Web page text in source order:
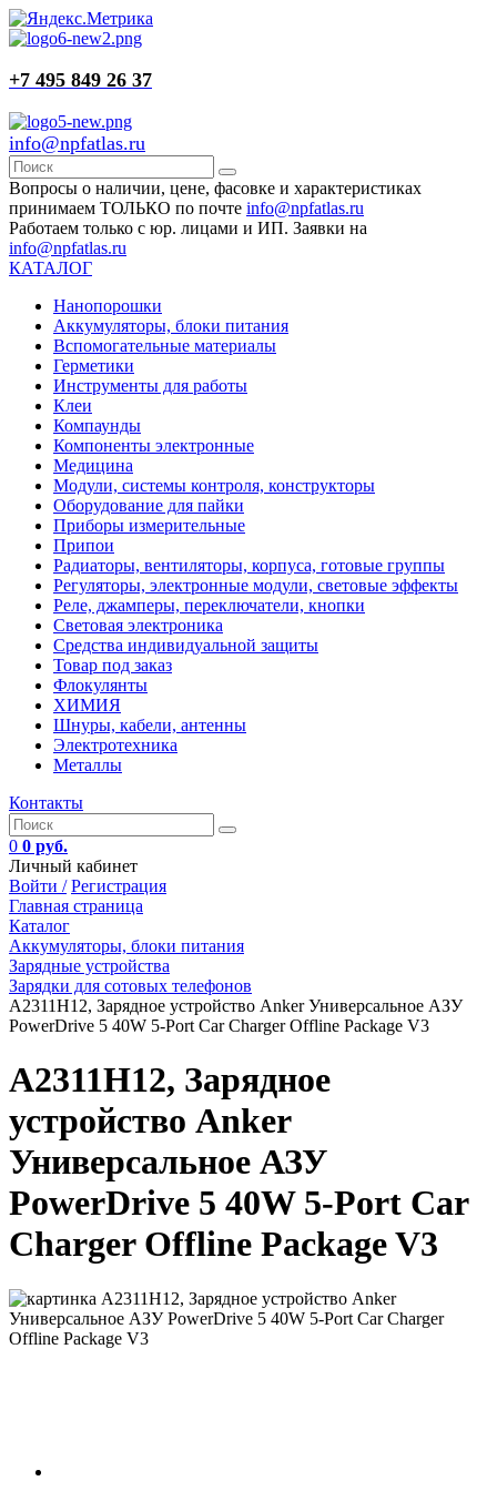
+7 495 849 26 37
info@npfatlas.ru
Вопросы о наличии, цене, фасовке и характеристиках
принимаем ТОЛЬКО по почте info@npfatlas.ru
Работаем только с юр. лицами и ИП. Заявки на
info@npfatlas.ru
КАТАЛОГ
Нанопорошки
Аккумуляторы, блоки питания
Вспомогательные материалы
Герметики
Инструменты для работы
Клеи
Компаунды
Компоненты электронные
Медицина
Модули, системы контроля, конструкторы
Оборудование для пайки
Приборы измерительные
Припои
Радиаторы, вентиляторы, корпуса, готовые группы
Регуляторы, электронные модули, световые эффекты
Реле, джамперы, переключатели, кнопки
Световая электроника
Средства индивидуальной защиты
Товар под заказ
Флокулянты
ХИМИЯ
Шнуры, кабели, антенны
Электротехника
Металлы
Контакты
0 0 руб.
Личный кабинет
Войти / Регистрация
Главная страница
Каталог
Аккумуляторы, блоки питания
Зарядные устройства
Зарядки для сотовых телефонов
A2311H12, Зарядное устройство Anker Универсальное АЗУ
PowerDrive 5 40W 5-Port Car Charger Offline Package V3
A2311H12, Зарядное
устройство Anker
Универсальное АЗУ
PowerDrive 5 40W 5-Port Car
Charger Offline Package V3